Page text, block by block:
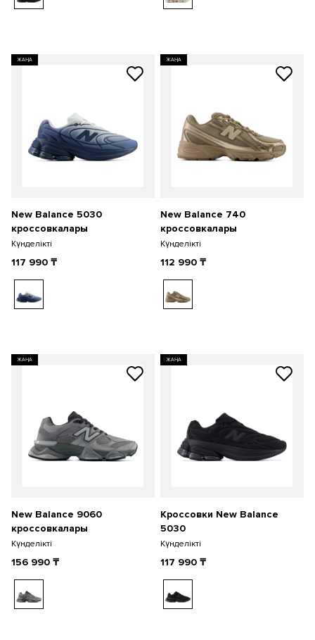
ЖАҢА
New Balance 5030
кроссовкалары
Күнделікті
117 990 ₸
ЖАҢА
New Balance 740
кроссовкалары
Күнделікті
112 990 ₸
ЖАҢА
New Balance 9060
кроссовкалары
Күнделікті
156 990 ₸
ЖАҢА
Кроссовки New Balance
5030
Күнделікті
117 990 ₸